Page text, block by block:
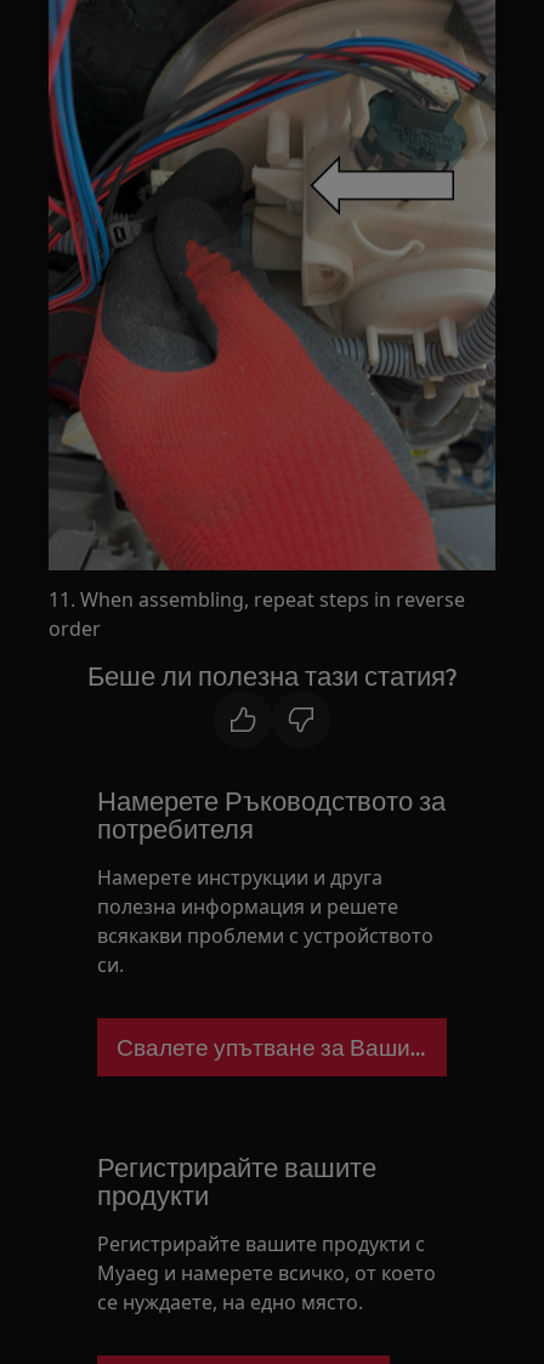
11. When assembling, repeat steps in reverse
order
Беше ли полезна тази статия?
Намерете Ръководството за
потребителя
Намерете инструкции и друга
полезна информация и решете
всякакви проблеми с устройството
си.
Свалете упътване за Вашия уред
Регистрирайте вашите
продукти
Регистрирайте вашите продукти с
Myaeg и намерете всичко, от което
се нуждаете, на едно място.